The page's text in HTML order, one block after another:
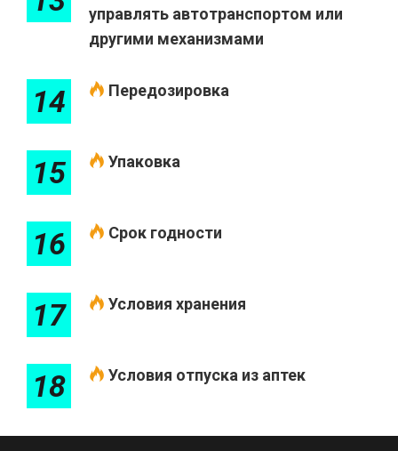
управлять автотранспортом или
другими механизмами
14 Передозировка
15 Упаковка
16 Срок годности
17 Условия хранения
18 Условия отпуска из аптек